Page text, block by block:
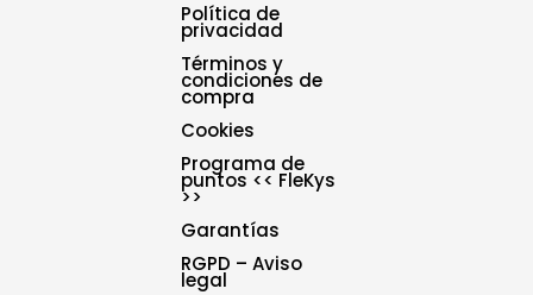
Política de
privacidad
Términos y
condiciones de
compra
Cookies
Programa de
puntos << FleKys
>>
Garantías
RGPD – Aviso
legal